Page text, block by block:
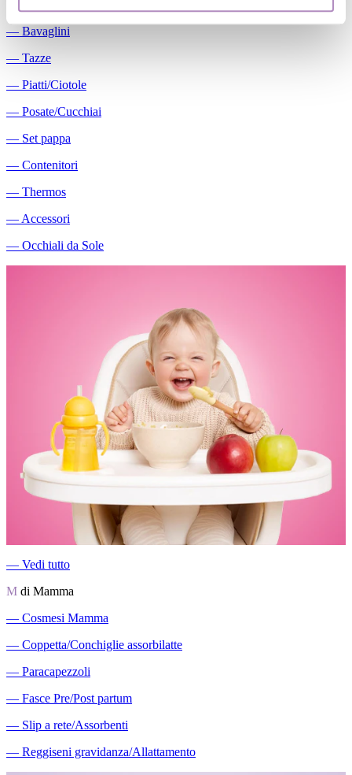
― Bavaglini
― Tazze
― Piatti/Ciotole
― Posate/Cucchiai
― Set pappa
― Contenitori
― Thermos
― Accessori
― Occhiali da Sole
― Vedi tutto
M di Mamma
― Cosmesi Mamma
― Coppetta/Conchiglie assorbilatte
― Paracapezzoli
― Fasce Pre/Post partum
― Slip a rete/Assorbenti
― Reggiseni gravidanza/Allattamento